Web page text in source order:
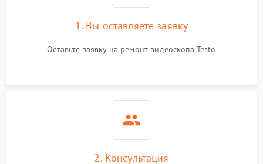
1. Вы оставляете заявку
Оставьте заявку на ремонт видеоскопа Testo
2. Консультация